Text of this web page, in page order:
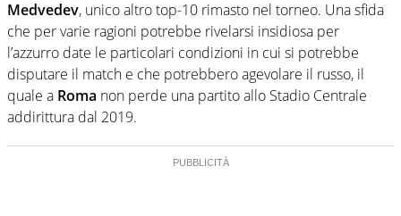
Medvedev, unico altro top-10 rimasto nel torneo. Una sfida
che per varie ragioni potrebbe rivelarsi insidiosa per
l’azzurro date le particolari condizioni in cui si potrebbe
disputare il match e che potrebbero agevolare il russo, il
quale a Roma non perde una partito allo Stadio Centrale
addirittura dal 2019.